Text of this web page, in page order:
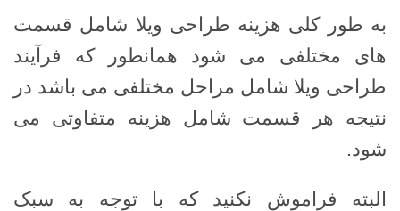
به طور کلی هزینه طراحی ویلا شامل قسمت
های مختلفی می شود همانطور که فرآیند
طراحی ویلا شامل مراحل مختلفی می باشد در
نتیجه هر قسمت شامل هزینه متفاوتی می
شود.
البته فراموش نکنید که با توجه به سبک